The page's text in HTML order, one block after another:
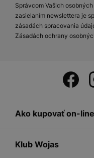
Správcom Vašich
zasielaním newslettera je
zásadách spracovania
Zásadách ochrany
Ako kupovať on-line
Klub Wojas